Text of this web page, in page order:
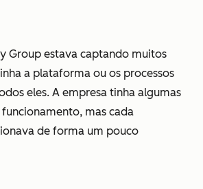
Group estava captando muitos
a plataforma ou os processos
eles. A empresa tinha algumas
mas cada
de forma um pouco